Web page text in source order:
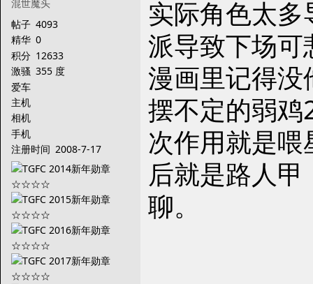
混世魔头
帖子 4093
精华 0
积分 12633
激骚 355 度
爱车
主机
相机
手机
注册时间 2008-7-17
实际角色太
派导致下场
漫画里记得
摆不定的弱
次作用就是
后就是路人
聊。